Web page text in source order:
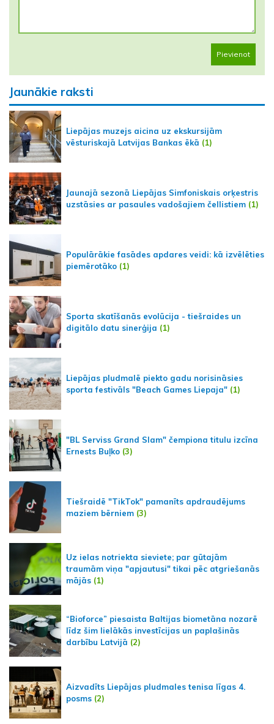
Pievienot
Jaunākie raksti
Liepājas muzejs aicina uz ekskursijām
vēsturiskajā Latvijas Bankas ēkā (1)
Jaunajā sezonā Liepājas Simfoniskais orķestris
uzstāsies ar pasaules vadošajiem čellistiem (1)
Populārākie fasādes apdares veidi: kā izvēlēties
piemērotāko (1)
Sporta skatīšanās evolūcija - tiešraides un
digitālo datu sinerģija (1)
Liepājas pludmalē piekto gadu norisināsies
sporta festivāls "Beach Games Liepaja" (1)
"BL Serviss Grand Slam" čempiona titulu izcīna
Ernests Buļko (3)
Tiešraidē "TikTok" pamanīts apdraudējums
maziem bērniem (3)
Uz ielas notriekta sieviete; par gūtajām
traumām viņa "apjautusi" tikai pēc atgriešanās
mājās (1)
“Bioforce” piesaista Baltijas biometāna nozarē
līdz šim lielākās investīcijas un paplašinās
darbību Latvijā (2)
Aizvadīts Liepājas pludmales tenisa līgas 4.
posms (2)